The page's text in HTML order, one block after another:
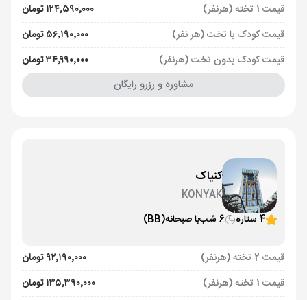
قیمت 1 تخته (هرنفر)
۱۲۴٬۵۹۰٬۰۰۰ تومان
قیمت کودک با تخت (هر نفر)
۵۶٬۱۹۰٬۰۰۰ تومان
قیمت کودک بدون تخت (هرنفر)
۳۴٬۹۹۰٬۰۰۰ تومان
مشاوره و رزرو رایگان
کنیاک
KONYAK
4 ستاره
6 شب با صبحانه(BB)
قیمت 2 تخته (هرنفر)
۹۲٬۱۹۰٬۰۰۰ تومان
قیمت 1 تخته (هرنفر)
۱۳۵٬۳۹۰٬۰۰۰ تومان